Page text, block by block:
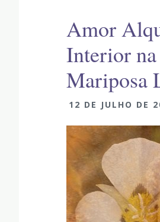
Amor
Interior
Mariposa
12 DE JULHO DE